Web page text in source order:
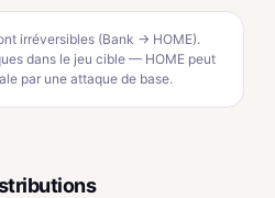
irréversibles (Bank → HOME).
dans le jeu cible — HOME peut
par une attaque de base.